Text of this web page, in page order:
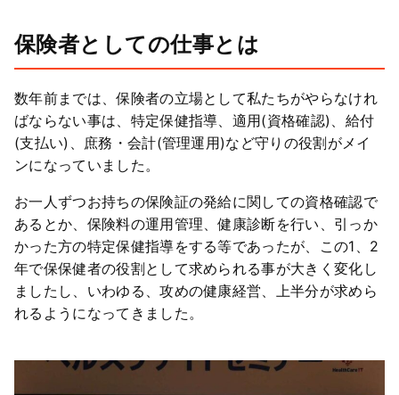
保険者としての仕事とは
数年前までは、保険者の立場として私たちがやらなけれ
ばならない事は、特定保健指導、適用(資格確認)、給付
(支払い)、庶務・会計(管理運用)など守りの役割がメイ
ンになっていました。
お一人ずつお持ちの保険証の発給に関しての資格確認で
あるとか、保険料の運用管理、健康診断を行い、引っか
かった方の特定保健指導をする等であったが、この1、2
年で保保健者の役割として求められる事が大きく変化し
ましたし、いわゆる、攻めの健康経営、上半分が求めら
れるようになってきました。